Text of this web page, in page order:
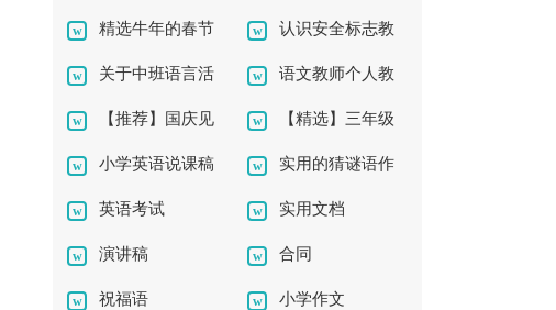
讲稿模板锦集
精选牛年的春节
的祝福语四篇
认识安全标志教
案4篇
关于中班语言活
动教案3篇
语文教师个人教
学工作计划
【推荐】国庆见
闻的初中作文300字四
篇
【精选】三年级
成语作文300字4篇
小学英语说课稿
(通用15篇)
实用的猜谜语作
文300字5篇
英语考试 实用文档
演讲稿 合同
祝福语 小学作文